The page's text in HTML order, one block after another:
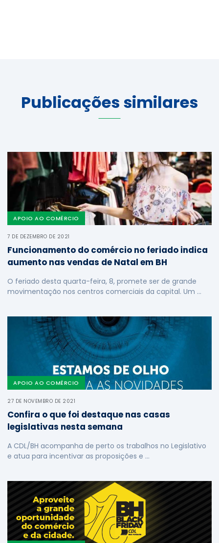
Publicações similares
APOIO AO COMÉRCIO
7 DE DEZEMBRO DE 2021
Funcionamento do comércio no feriado indica
aumento nas vendas de Natal em BH
O feriado desta quarta-feira, 8, promete ser de grande
movimentação nos centros comerciais da capital. Um …
APOIO AO COMÉRCIO
27 DE NOVEMBRO DE 2021
Confira o que foi destaque nas casas
legislativas nesta semana
A CDL/BH acompanha de perto os trabalhos no Legislativo
e atua para incentivar as proposições e …